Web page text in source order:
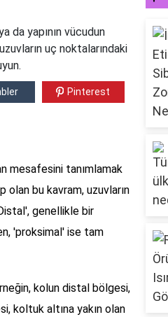
da yapının vücudun
uç noktalarındaki
Pinterest
mesafesini tanımlamak
olan bu kavram, uzuvların
genellikle bir
'proksimal' ise tam
kolun distal bölgesi,
koltuk altına yakın olan